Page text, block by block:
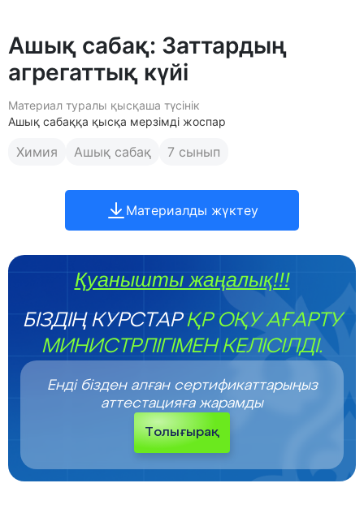
Ашық сабақ: Заттардың
агрегаттық күйі
Материал туралы қысқаша түсінік
Ашық сабаққа қысқа мерзімді жоспар
Химия Ашық сабақ 7 сынып
Материалды жүктеу
Қуанышты жаңалық!!!
БІЗДІҢ КУРСТАРҚР ОҚУ АҒАРТУ
МИНИСТРЛІГІМЕН КЕЛІСІЛДІ.
Енді бізден алған сертификаттарыңыз
аттестацияға жарамды
Толығырақ